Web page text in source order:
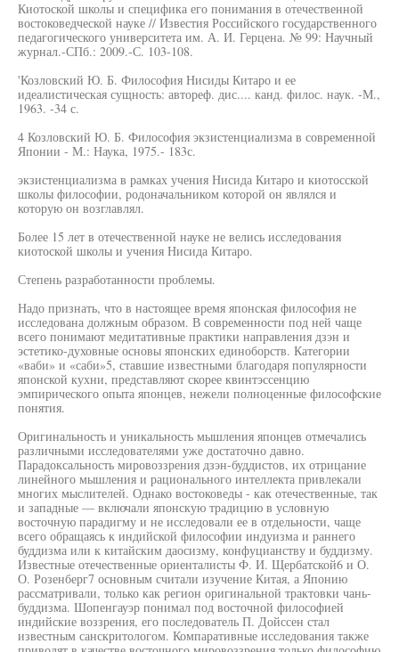
Киотоской школы и специфика его понимания в отечественной
востоковедческой науке // Известия Российского государственного
педагогического университета им. А. И. Герцена. № 99: Научный
журнал.-СПб.: 2009.-С. 103-108.
'Козловский Ю. Б. Философия Нисиды Китаро и ее
идеалистическая сущность: автореф. дис.... канд. филос. наук. -М.,
1963. -34 с.
4 Козловский Ю. Б. Философия экзистенциализма в современной
Японии - М.: Наука, 1975.- 183с.
экзистенциализма в рамках учения Нисида Китаро и киотосской
школы философии, родоначальником которой он являлся и
которую он возглавлял.
Более 15 лет в отечественной науке не велись исследования
киотоской школы и учения Нисида Китаро.
Степень разработанности проблемы.
Надо признать, что в настоящее время японская философия не
исследована должным образом. В современности под ней чаще
всего понимают медитативные практики направления дзэн и
эстетико-духовные основы японских единоборств. Категории
«ваби» и «саби»5, ставшие известными благодаря популярности
японской кухни, представляют скорее квинтэссенцию
эмпирического опыта японцев, нежели полноценные философские
понятия.
Оригинальность и уникальность мышления японцев отмечались
различными исследователями уже достаточно давно.
Парадоксальность мировоззрения дзэн-буддистов, их отрицание
линейного мышления и рационального интеллекта привлекали
многих мыслителей. Однако востоковеды - как отечественные, так
и западные — включали японскую традицию в условную
восточную парадигму и не исследовали ее в отдельности, чаще
всего обращаясь к индийской философии индуизма и раннего
буддизма или к китайским даосизму, конфуцианству и буддизму.
Известные отечественные ориенталисты Ф. И. Щербатской6 и О.
О. Розенберг7 основным считали изучение Китая, а Японию
рассматривали, только как регион оригинальной трактовки чань-
буддизма. Шопенгауэр понимал под восточной философией
индийские воззрения, его последователь П. Дойссен стал
известным санскритологом. Компаративные исследования также